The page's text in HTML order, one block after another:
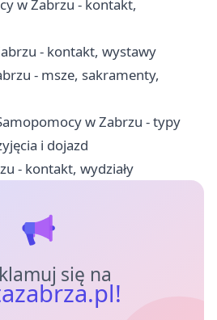
w Zabrzu - kontakt,
- kontakt, wystawy
- msze, sakramenty,
w Zabrzu - typy
i dojazd
- kontakt, wydziały
się na